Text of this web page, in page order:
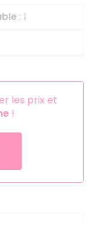
: 1
les prix et
!